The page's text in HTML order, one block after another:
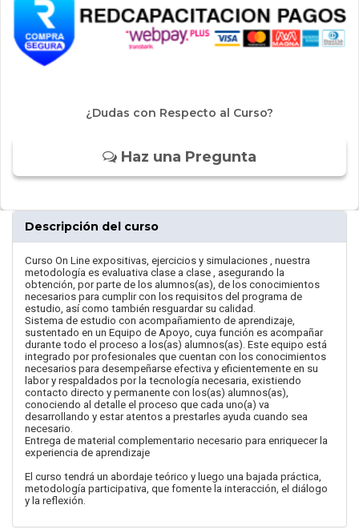
¿Dudas con Respecto al Curso?
Haz una Pregunta
Descripción del curso
Curso On Line expositivas, ejercicios y simulaciones , nuestra
metodología es evaluativa clase a clase , asegurando la
obtención, por parte de los alumnos(as), de los conocimientos
necesarios para cumplir con los requisitos del programa de
estudio, así como también resguardar su calidad.
Sistema de estudio con acompañamiento de aprendizaje,
sustentado en un Equipo de Apoyo, cuya función es acompañar
durante todo el proceso a los(as) alumnos(as). Este equipo está
integrado por profesionales que cuentan con los conocimientos
necesarios para desempeñarse efectiva y eficientemente en su
labor y respaldados por la tecnología necesaria, existiendo
contacto directo y permanente con los(as) alumnos(as),
conociendo al detalle el proceso que cada uno(a) va
desarrollando y estar atentos a prestarles ayuda cuando sea
necesario.
Entrega de material complementario necesario para enriquecer la
experiencia de aprendizaje
El curso tendrá un abordaje teórico y luego una bajada práctica,
metodología participativa, que fomente la interacción, el diálogo
y la reflexión.